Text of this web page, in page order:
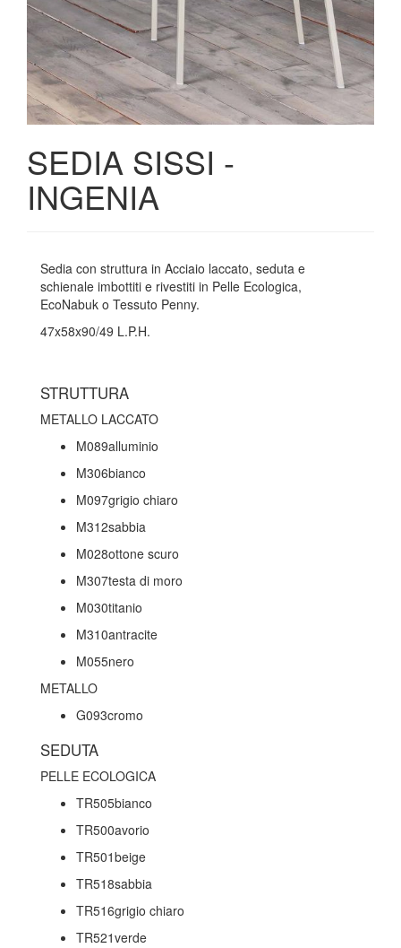
SEDIA SISSI -
INGENIA
Sedia con struttura in Acciaio laccato, seduta e
schienale imbottiti e rivestiti in Pelle Ecologica,
EcoNabuk o Tessuto Penny.
47x58x90/49 L.P.H.
STRUTTURA
METALLO LACCATO
M089alluminio
M306bianco
M097grigio chiaro
M312sabbia
M028ottone scuro
M307testa di moro
M030titanio
M310antracite
M055nero
METALLO
G093cromo
SEDUTA
PELLE ECOLOGICA
TR505bianco
TR500avorio
TR501beige
TR518sabbia
TR516grigio chiaro
TR521verde